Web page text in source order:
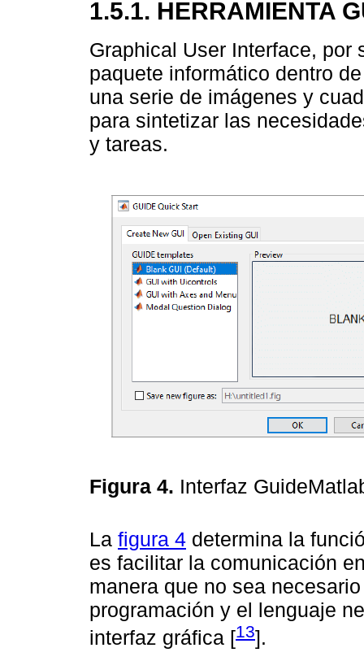
1.5.1. HERRAMIENTA
Graphical User Interface, por
paquete informático dentro
una serie de imágenes y
para sintetizar las
y tareas.
Figura 4. Interfaz
La figura 4 determina la
es facilitar la comunicación
manera que no sea
programación y el lenguaje
interfaz gráfica [13].